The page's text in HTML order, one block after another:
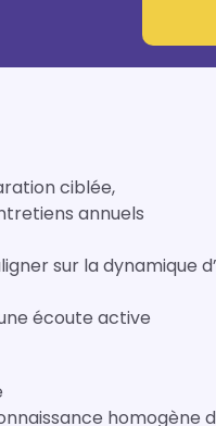
ciblée,
annuels
sur la dynamique
écoute active
homogène